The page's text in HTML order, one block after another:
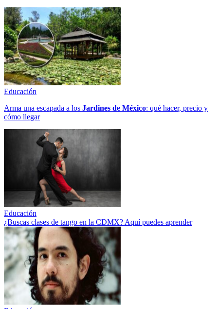
Educación
Arma una escapada a los Jardines de México: qué hacer, precio y
cómo llegar
Educación
¿Buscas clases de tango en la CDMX? Aquí puedes aprender